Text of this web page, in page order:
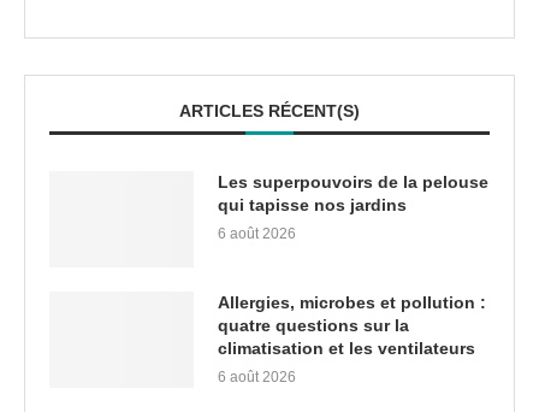
ARTICLES RÉCENT(S)
Les superpouvoirs de la pelouse
qui tapisse nos jardins
6 août 2026
Allergies, microbes et pollution :
quatre questions sur la
climatisation et les ventilateurs
6 août 2026